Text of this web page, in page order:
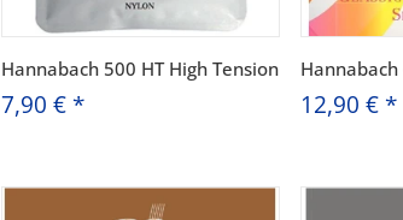
Hannabach 500 HT High Tension
7,90 € *
Hannabach
12,90 € *